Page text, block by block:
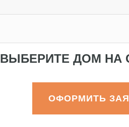
ВЫБЕРИТЕ ДОМ НА
ОФОРМИТЬ